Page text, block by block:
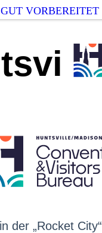
GUT VORBEREITET
der „Rocket City“